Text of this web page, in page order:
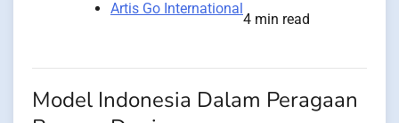
Artis Go International
4 min read
Model Indonesia Dalam Peragaan